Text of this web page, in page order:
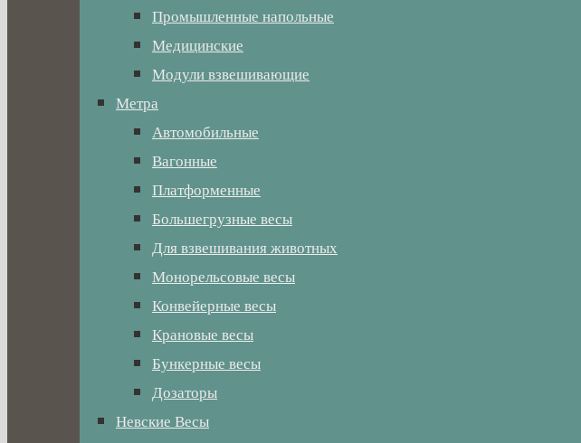
Промышленные напольные
Медицинские
Модули взвешивающие
Метра
Автомобильные
Вагонные
Платформенные
Большегрузные весы
Для взвешивания животных
Монорельсовые весы
Конвейерные весы
Крановые весы
Бункерные весы
Дозаторы
Невские Весы